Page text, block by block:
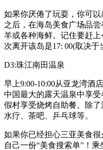
如果你厌倦了玩耍，你可以
之后，在海岛美食广场品
羊或各种海鲜。记住要赶
次离开该岛是17: 00(取决于
D3:珠江南田温泉
早上9:00-10:00从亚龙湾酒
中国最大的露天温泉中享
假村享受烧烤自助餐。除
水疗、茶吧、乒乓球等。
如果你已经担心三亚美食
自己一份“美食搜索单”！